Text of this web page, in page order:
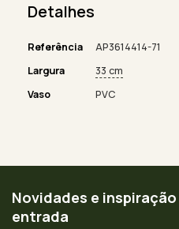
Detalhes
Referência AP3614414-71
Largura
33 cm
Vaso
PVC
Novidades e
entrada